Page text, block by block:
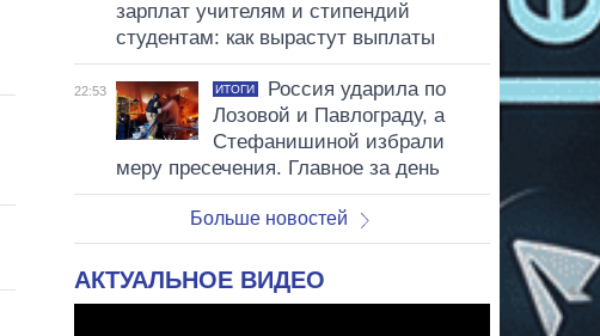
зарплат учителям и стипендий
студентам: как вырастут выплаты
22:53 ИТОГИ
Россия ударила по
Лозовой и Павлограду, а
Стефанишиной избрали
меру пресечения. Главное за день
Больше новостей
АКТУАЛЬНОЕ ВИДЕО